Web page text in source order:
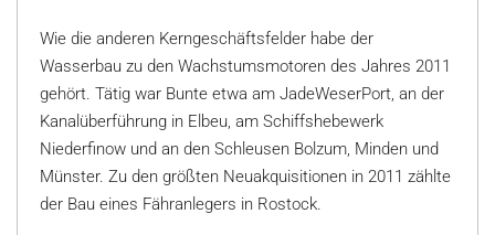
Wie die anderen Kerngeschäftsfelder habe der
Wasserbau zu den Wachstumsmotoren des Jahres 2011
gehört. Tätig war Bunte etwa am JadeWeserPort, an der
Kanalüberführung in Elbeu, am Schiffshebewerk
Niederfinow und an den Schleusen Bolzum, Minden und
Münster. Zu den größten Neuakquisitionen in 2011 zählte
der Bau eines Fähranlegers in Rostock.